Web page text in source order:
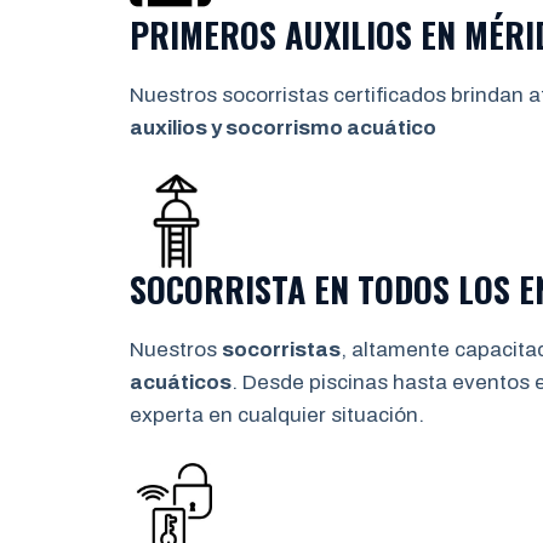
PRIMEROS AUXILIOS EN
Nuestros socorristas certificados brindan
auxilios y socorrismo acuático
SOCORRISTA EN TODOS LOS
Nuestros socorristas, altamente
acuáticos. Desde piscinas hasta
experta en cualquier situación.